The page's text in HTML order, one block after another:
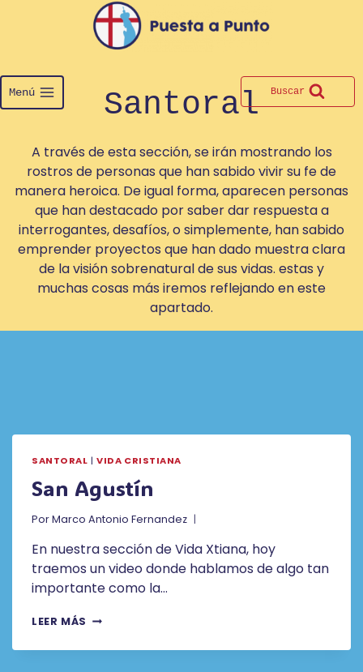
Menú Buscar
Santoral
A través de esta sección, se irán mostrando los
rostros de personas que han sabido vivir su fe de
manera heroica. De igual forma, aparecen personas
que han destacado por saber dar respuesta a
interrogantes, desafíos, o simplemente, han sabido
emprender proyectos que han dado muestra clara
de la visión sobrenatural de sus vidas. estas y
muchas cosas más iremos reflejando en este
apartado.
SANTORAL |VIDA CRISTIANA
San Agustín
PorMarco Antonio Fernandez
En nuestra sección de Vida Xtiana, hoy
traemos un video donde hablamos de algo tan
importante como la…
LEER MÁS SAN